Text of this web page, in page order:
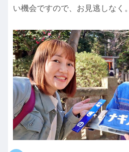
い機会ですので、お見逃しなく。